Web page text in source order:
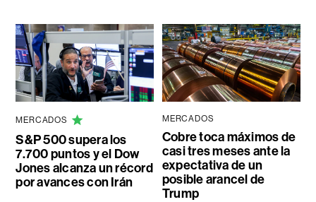
MERCADOS
S&P 500 supera los
7.700 puntos y el Dow
Jones alcanza un récord
por avances con Irán
MERCADOS
Cobre toca máximos de
casi tres meses ante la
expectativa de un
posible arancel de
Trump